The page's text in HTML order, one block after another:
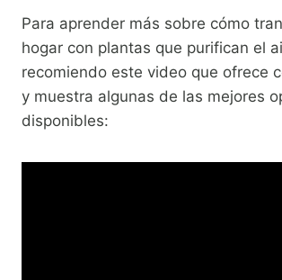
Para aprender más sobre cómo
hogar con plantas que purifican el
recomiendo este video que ofrece
y muestra algunas de las mejores
disponibles: